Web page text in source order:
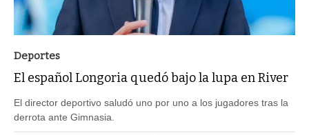
Deportes
El español Longoria quedó bajo la lupa en River
El director deportivo saludó uno por uno a los jugadores tras la
derrota ante Gimnasia.